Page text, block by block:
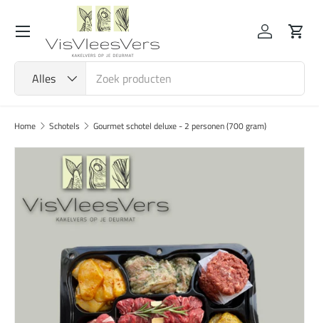
Ga naar inhoud
Zoeken
Alles
Inloggen
Menu
Home Schotels Gourmet schotel deluxe - 2 personen (700 gram)